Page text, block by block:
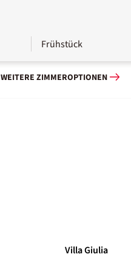
Frühstück
WEITERE ZIMMEROPTIONEN
Villa Giulia